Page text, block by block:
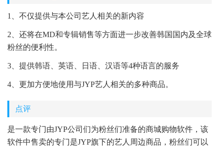
1、不仅提供与本公司艺人相关的新内容
2、还将在MD和专辑销售等方面进一步改善韩国国内及全球
粉丝的便利性。
3、提供韩语、英语、日语、汉语等4种语言的服务
4、更加方便地使用与JYP艺人相关的多种商品。
点评
是一款专门由JYP公司们为粉丝们准备的商城购物软件，该
软件中售卖的专门是JYP旗下的艺人周边商品，粉丝们可以